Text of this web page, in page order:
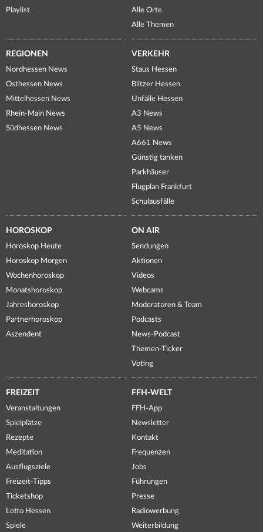
Playlist
Alle Orte
Alle Themen
REGIONEN
Nordhessen News
Osthessen News
Mittelhessen News
Rhein-Main News
Südhessen News
VERKEHR
Staus Hessen
Blitzer Hessen
Unfälle Hessen
A3 News
A5 News
A661 News
Günstig tanken
Parkhäuser
Flugplan Frankfurt
Schulausfälle
HOROSKOP
Horoskop Heute
Horoskop Morgen
Wochenhoroskop
Monatshoroskop
Jahreshoroskop
Partnerhoroskop
Aszendent
ON AIR
Sendungen
Aktionen
Videos
Webcams
Moderatoren & Team
Podcasts
News-Podcast
Themen-Ticker
Voting
FREIZEIT
Veranstaltungen
Spielplätze
Rezepte
Meditation
Ausflugsziele
Freizeit-Tipps
Ticketshop
Lotto Hessen
Spiele
FFH-WELT
FFH-App
Newsletter
Kontakt
Frequenzen
Jobs
Führungen
Presse
Radiowerbung
Weiterbildung